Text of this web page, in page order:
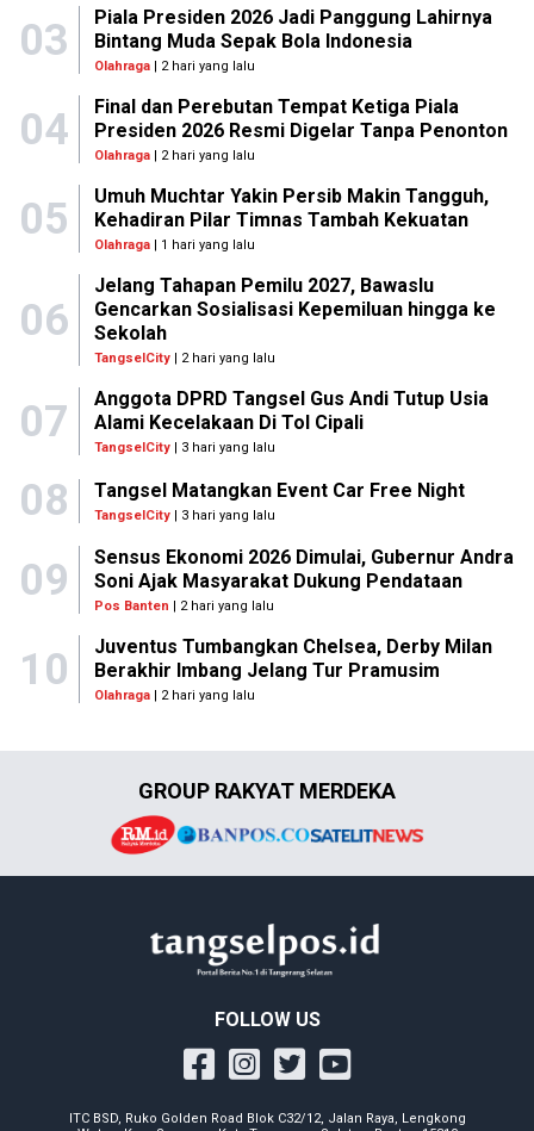
03
Piala Presiden 2026 Jadi Panggung Lahirnya
Bintang Muda Sepak Bola Indonesia
Olahraga| 2 hari yang lalu
04
Final dan Perebutan Tempat Ketiga Piala
Presiden 2026 Resmi Digelar Tanpa Penonton
Olahraga| 2 hari yang lalu
05
Umuh Muchtar Yakin Persib Makin Tangguh,
Kehadiran Pilar Timnas Tambah Kekuatan
Olahraga| 1 hari yang lalu
06
Jelang Tahapan Pemilu 2027, Bawaslu
Gencarkan Sosialisasi Kepemiluan hingga ke
Sekolah
TangselCity| 2 hari yang lalu
07
Anggota DPRD Tangsel Gus Andi Tutup Usia
Alami Kecelakaan Di Tol Cipali
TangselCity| 3 hari yang lalu
08 Tangsel Matangkan Event Car Free Night
TangselCity | 3 hari yang lalu
09
Sensus Ekonomi 2026 Dimulai, Gubernur Andra
Soni Ajak Masyarakat Dukung Pendataan
Pos Banten | 2 hari yang lalu
10
Juventus Tumbangkan Chelsea, Derby Milan
Berakhir Imbang Jelang Tur Pramusim
Olahraga| 2 hari yang lalu
GROUP RAKYAT MERDEKA
FOLLOW US
ITC BSD, Ruko Golden Road Blok C32/12, Jalan Raya, Lengkong